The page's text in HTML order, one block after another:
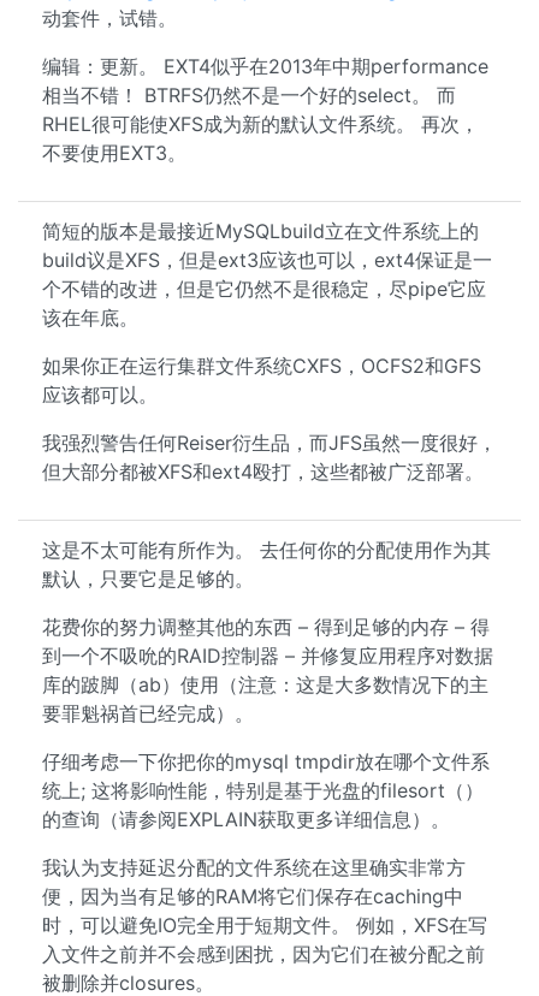
动套件，试错。
编辑：更新。 EXT4似乎在2013年中期performance
相当不错！ BTRFS仍然不是一个好的select。 而
RHEL很可能使XFS成为新的默认文件系统。 再次，
不要使用EXT3。
简短的版本是最接近MySQLbuild立在文件系统上的
build议是XFS，但是ext3应该也可以，ext4保证是一
个不错的改进，但是它仍然不是很稳定，尽pipe它应
该在年底。
如果你正在运行集群文件系统CXFS，OCFS2和GFS
应该都可以。
我强烈警告任何Reiser衍生品，而JFS虽然一度很好，
但大部分都被XFS和ext4殴打，这些都被广泛部署。
这是不太可能有所作为。 去任何你的分配使用作为其
默认，只要它是足够的。
花费你的努力调整其他的东西 – 得到足够的内存 – 得
到一个不吸吮的RAID控制器 – 并修复应用程序对数据
库的跛脚（ab）使用（注意：这是大多数情况下的主
要罪魁祸首已经完成）。
仔细考虑一下你把你的mysql tmpdir放在哪个文件系
统上; 这将影响性能，特别是基于光盘的filesort（）
的查询（请参阅EXPLAIN获取更多详细信息）。
我认为支持延迟分配的文件系统在这里确实非常方
便，因为当有足够的RAM将它们保存在caching中
时，可以避免IO完全用于短期文件。 例如，XFS在写
入文件之前并不会感到困扰，因为它们在被分配之前
被删除并closures。